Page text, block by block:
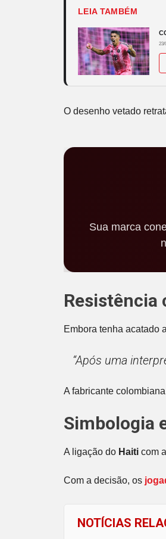
LEIA TAMBÉM
23/
O desenho vetado
Sua marca
Resistência
Embora tenha acatado
“Após uma
A fabricante
Simbologia
A ligação do Haiti com
Com a decisão, os
NOTÍCIAS